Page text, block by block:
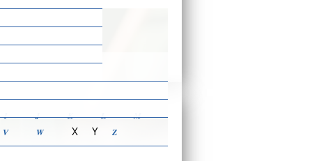
I J K L
M
V W X Y Z